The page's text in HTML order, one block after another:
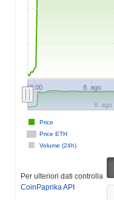
18:00 8. ago
Price ETH
Volume (24h)
Price
8. ago
Per ulteriori dati controlla
CoinPaprika API